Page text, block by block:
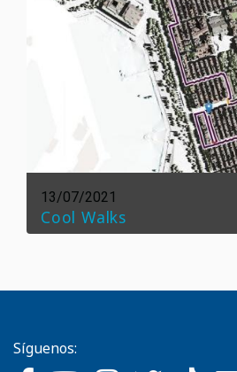
13/07/2021
Cool Walks
Síguenos: